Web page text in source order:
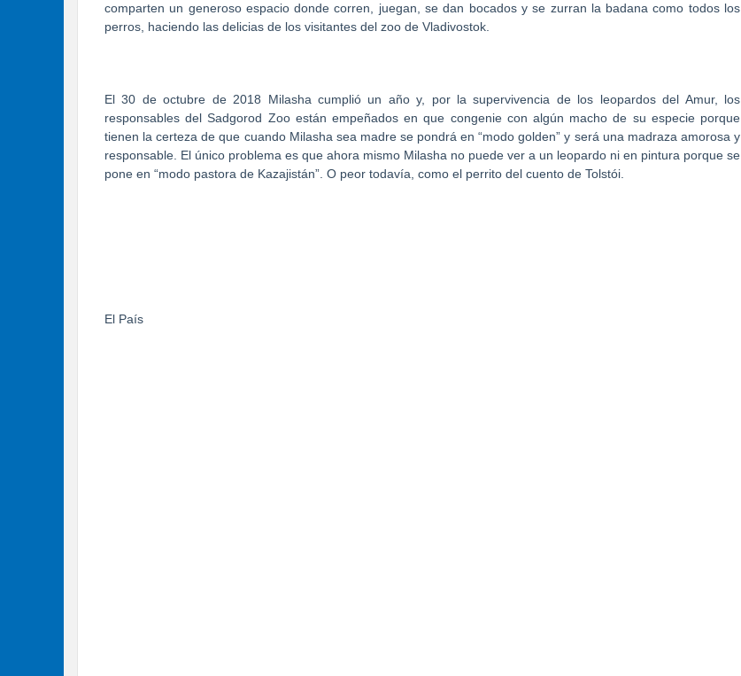
comparten un generoso espacio donde corren, juegan, se dan bocados y se zurran la badana como todos los
perros, haciendo las delicias de los visitantes del zoo de Vladivostok.
El 30 de octubre de 2018 Milasha cumplió un año y, por la supervivencia de los leopardos del Amur, los
responsables del Sadgorod Zoo están empeñados en que congenie con algún macho de su especie porque
tienen la certeza de que cuando Milasha sea madre se pondrá en “modo golden” y será una madraza amorosa y
responsable. El único problema es que ahora mismo Milasha no puede ver a un leopardo ni en pintura porque se
pone en “modo pastora de Kazajistán”. O peor todavía, como el perrito del cuento de Tolstói.
El País